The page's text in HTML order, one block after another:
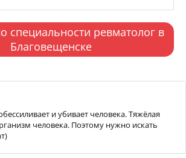
специальности ревматолог в
Благовещенске
и убивает человека. Тяжёлая
человека. Поэтому нужно искать